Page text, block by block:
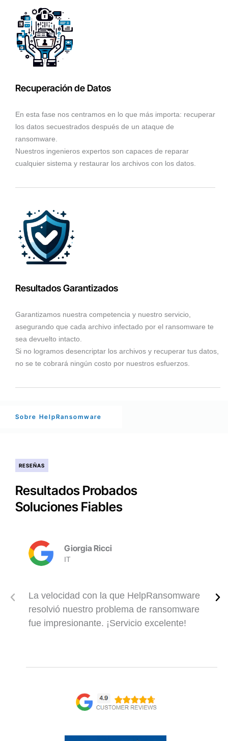
Recuperación de Datos
En esta fase nos centramos en lo que más importa: recuperar
los datos secuestrados después de un ataque de
ransomware.
Nuestros ingenieros expertos son capaces de reparar
cualquier sistema y restaurar los archivos con los datos.
Resultados Garantizados
Garantizamos nuestra competencia y nuestro servicio,
asegurando que cada archivo infectado por el ransomware te
sea devuelto intacto.
Si no logramos desencriptar los archivos y recuperar tus datos,
no se te cobrará ningún costo por nuestros esfuerzos.
Sobre HelpRansomware
RESEÑAS
Resultados Probados
Soluciones Fiables
La velocidad con la que HelpRansomware
resolvió nuestro problema de ransomware
fue impresionante. ¡Servicio excelente!
Giorgia Ricci
IT